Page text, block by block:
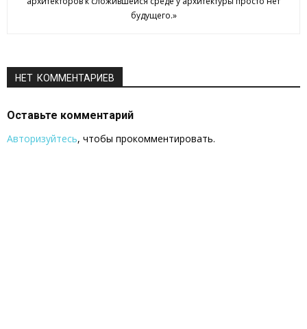
будущего.»
НЕТ КОММЕНТАРИЕВ
Оставьте комментарий
Авторизуйтесь, чтобы прокомментировать.